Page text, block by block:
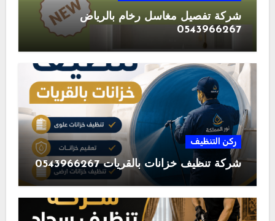
شركة تفصيل مغاسل رخام بالرياض
0543966267
ركن التنظيف
شركة تنظيف خزانات بالقريات 0543966267